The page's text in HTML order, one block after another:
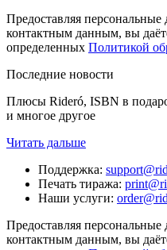
Предоставляя
контактным данным, вы
определенных Политикой
Последние новости
Плюсы Rideró, ISBN в
и многое другое
Читать дальше
Поддержка:
Печать тиража:
Наши услуги:
Предоставляя
контактным данным, вы